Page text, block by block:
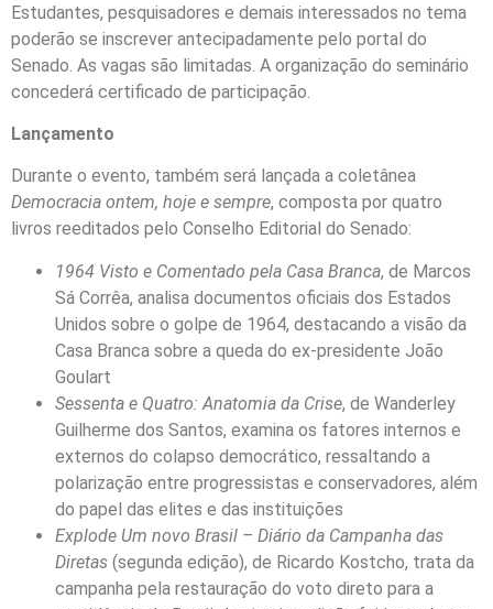
Estudantes, pesquisadores e demais interessados no tema
poderão se inscrever antecipadamente pelo portal do
Senado. As vagas são limitadas. A organização do seminário
concederá certificado de participação.
Lançamento
Durante o evento, também será lançada a coletânea
Democracia ontem, hoje e sempre, composta por quatro
livros reeditados pelo Conselho Editorial do Senado:
1964 Visto e Comentado pela Casa Branca, de Marcos
Sá Corrêa, analisa documentos oficiais dos Estados
Unidos sobre o golpe de 1964, destacando a visão da
Casa Branca sobre a queda do ex-presidente João
Goulart
Sessenta e Quatro: Anatomia da Crise, de Wanderley
Guilherme dos Santos, examina os fatores internos e
externos do colapso democrático, ressaltando a
polarização entre progressistas e conservadores, além
do papel das elites e das instituições
Explode Um novo Brasil – Diário da Campanha das
Diretas (segunda edição), de Ricardo Kostcho, trata da
campanha pela restauração do voto direto para a